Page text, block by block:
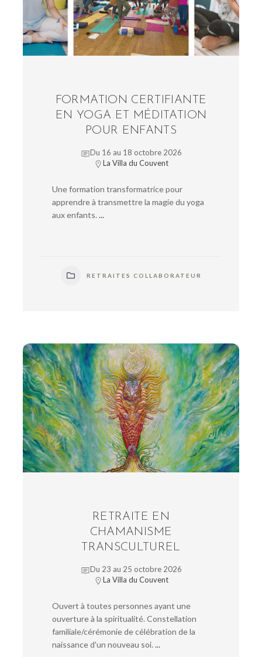
FORMATION CERTIFIANTE
EN YOGA ET MÉDITATION
POUR ENFANTS
Du 16 au 18 octobre 2026
La Villa du Couvent
Une formation transformatrice pour
apprendre à transmettre la magie du yoga
aux enfants. ...
RETRAITES COLLABORATEUR
RETRAITE EN
CHAMANISME
TRANSCULTUREL
Du 23 au 25 octobre 2026
La Villa du Couvent
Ouvert à toutes personnes ayant une
ouverture à la spiritualité. Constellation
familiale/cérémonie de célébration de la
naissance d'un nouveau soi. ...